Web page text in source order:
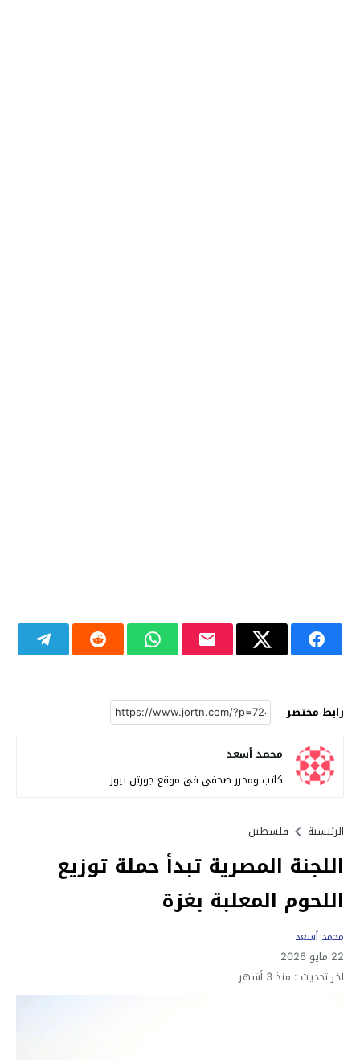
رابط مختصر
محمد أسعد
كاتب ومحرر صحفي في موقع جورتن نيوز
الرئيسية فلسطين
اللجنة المصرية تبدأ حملة توزيع
اللحوم المعلبة بغزة
محمد أسعد
22 مايو 2026
آخر تحديث : منذ 3 أشهر